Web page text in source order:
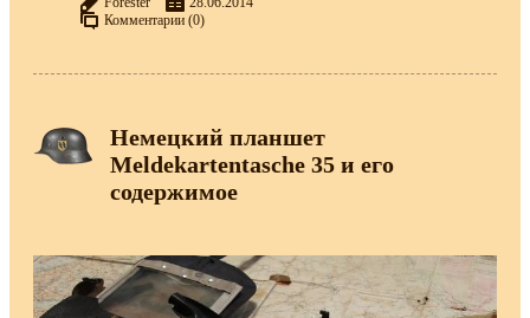
Комментарии (0)
Немецкий планшет
Meldekartentasche 35 и его
содержимое